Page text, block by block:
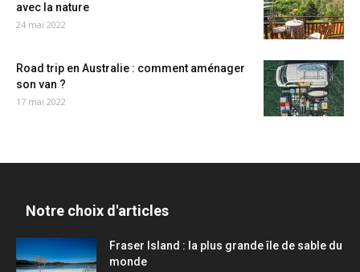
avec la nature
24 mai 2022
Road trip en Australie : comment aménager
son van ?
17 mai 2022
Notre choix d'articles
Fraser Island : la plus grande île de sable du
monde